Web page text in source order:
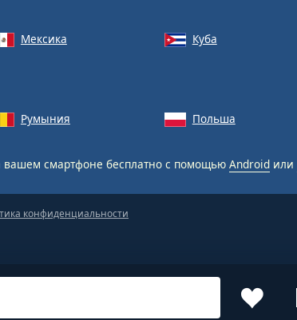
Мексика Куба
Румыния Польша
вашем смартфоне бесплатно с помощью Android или
конфиденциальности